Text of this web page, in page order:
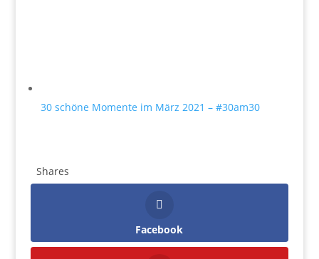
30 schöne Momente im März 2021 – #30am30
Shares
Facebook